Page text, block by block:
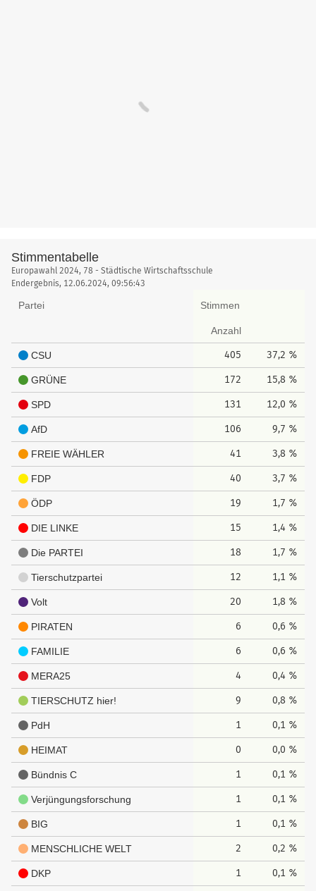
Stimmentabelle
Stimmentabelle
Europawahl 2024, 78 - Städtische Wirtschaftsschule
Endergebnis, 12.06.2024, 09:56:43
Partei Stimmen
Anzahl
CSU 405 37,2 %
GRÜNE 172 15,8 %
SPD 131 12,0 %
AfD 106 9,7 %
FREIE WÄHLER 41 3,8 %
FDP 40 3,7 %
ÖDP 19 1,7 %
DIE LINKE 15 1,4 %
Die PARTEI 18 1,7 %
Tierschutzpartei 12 1,1 %
Volt 20 1,8 %
PIRATEN 6 0,6 %
FAMILIE 6 0,6 %
MERA25 4 0,4 %
TIERSCHUTZ hier! 9 0,8 %
PdH 1 0,1 %
HEIMAT 0 0,0 %
Bündnis C 1 0,1 %
Verjüngungsforschung 1 0,1 %
BIG 1 0,1 %
MENSCHLICHE WELT 2 0,2 %
DKP 1 0,1 %